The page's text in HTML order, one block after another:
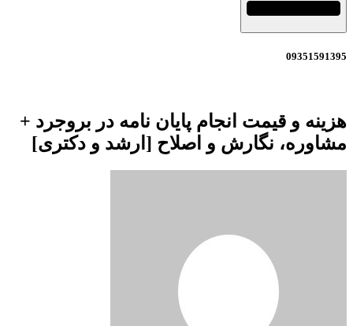
09351591395
هزینه و قیمت انجام پایان نامه در بروجرد +
مشاوره، نگارش و اصلاح [ارشد و دکتری]